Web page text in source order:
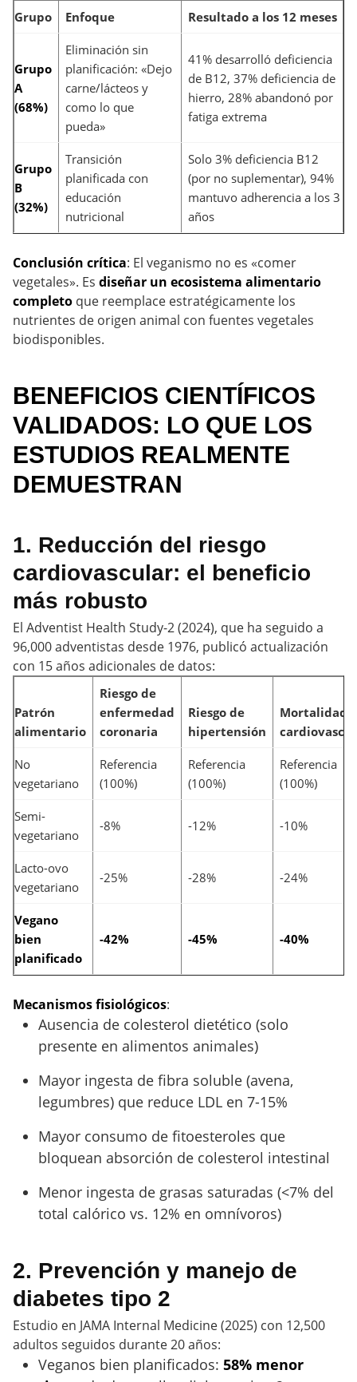
Grupo Enfoque Resultado a los 12 meses
Grupo
A
(68%)
Eliminación sin
planificación: «Dejo
carne/lácteos y
como lo que
pueda»
41% desarrolló deficiencia
de B12, 37% deficiencia de
hierro, 28% abandonó por
fatiga extrema
Grupo
B
(32%)
Transición
planificada con
educación
nutricional
Solo 3% deficiencia B12
(por no suplementar), 94%
mantuvo adherencia a los 3
años
Conclusión crítica: El veganismo no es «comer
vegetales». Es diseñar un ecosistema alimentario
completo que reemplace estratégicamente los
nutrientes de origen animal con fuentes vegetales
biodisponibles.
BENEFICIOS CIENTÍFICOS
VALIDADOS: LO QUE LOS
ESTUDIOS REALMENTE
DEMUESTRAN
1. Reducción del riesgo
cardiovascular: el beneficio
más robusto
El Adventist Health Study-2 (2024), que ha seguido a
96,000 adventistas desde 1976, publicó actualización
con 15 años adicionales de datos:
Patrón
alimentario
Riesgo de
enfermedad
coronaria
Riesgo de
hipertensión
Mortalidad
No
vegetariano
Referencia
(100%)
Referencia
(100%)
Referencia
(100%)
Semi-
vegetariano
-8% -12% -10%
Lacto-ovo
vegetariano
-25% -28% -24%
Vegano
bien
planificado
-42% -45% -40%
Mecanismos fisiológicos:
Ausencia de colesterol dietético (solo
presente en alimentos animales)
Mayor ingesta de fibra soluble (avena,
legumbres) que reduce LDL en 7-15%
Mayor consumo de fitoesteroles que
bloquean absorción de colesterol intestinal
Menor ingesta de grasas saturadas (<7% del
total calórico vs. 12% en omnívoros)
2. Prevención y manejo de
diabetes tipo 2
Estudio en JAMA Internal Medicine (2025) con 12,500
adultos seguidos durante 20 años:
Veganos bien planificados: 58% menor